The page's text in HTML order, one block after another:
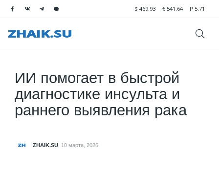
$ 469.93 € 541.64 ₽ 5.71
ИИ помогает в быстрой
диагностике инсульта и
раннего выявления рака
ZHAIK.SU 10 марта, 2026